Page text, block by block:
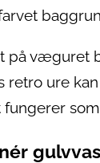
på væguret
retro ure
fungerer